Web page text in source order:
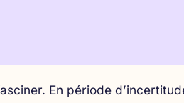
En période